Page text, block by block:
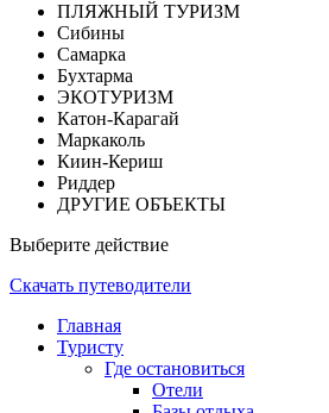
ПЛЯЖНЫЙ ТУРИЗМ
Сибины
Самарка
Бухтарма
ЭКОТУРИЗМ
Катон-Карагай
Маркаколь
Киин-Кериш
Риддер
ДРУГИЕ ОБЪЕКТЫ
Выберите действие
Скачать путеводители
Главная
Туристу
Где остановиться
Отели